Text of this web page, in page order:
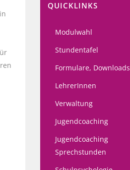
in
QUICKLINKS
Modulwahl
Stundentafel
Formulare, Downloads
LehrerInnen
Verwaltung
Jugendcoaching
Jugendcoaching
Sprechstunden